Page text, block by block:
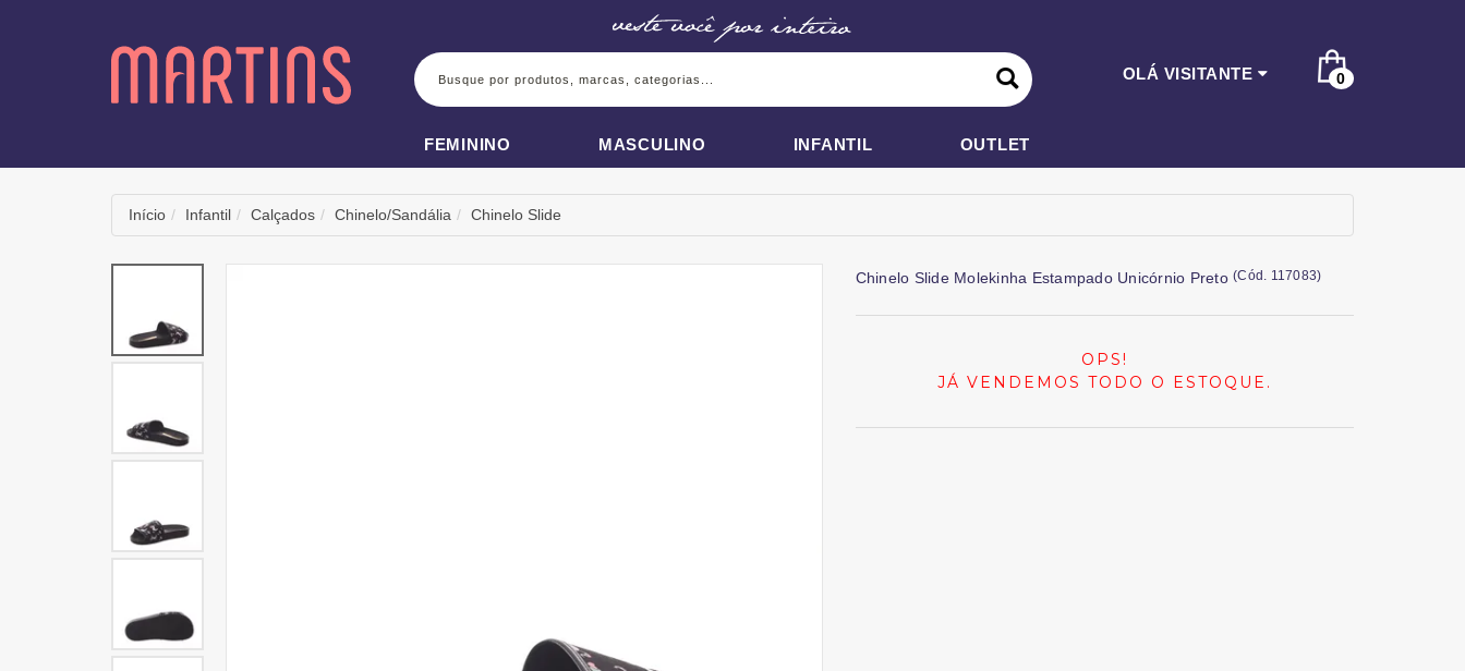
BUSCA
OLÁ VISITANTE 0
FEMININO MASCULINO INFANTIL OUTLET
Início Infantil Calçados Chinelo/Sandália Chinelo Slide
Chinelo Slide Molekinha Estampado Unicórnio Preto (Cód. 117083)
OPS!
JÁ VENDEMOS TODO O ESTOQUE.